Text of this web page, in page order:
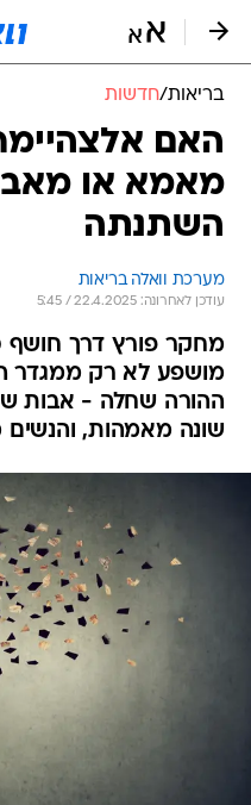
בריאות/חדשות
האם
מאמא או
השתנתה
מערכת וואלה בריאות
עודכן לאחרונה: 22.4.2025 / 5:45
מחקר פורץ דרך חושף
מושפע לא רק ממגדר
ההורה שחלה - אבות
שונה מאמהות, והנשים